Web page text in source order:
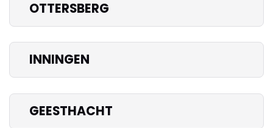
OTTERSBERG
INNINGEN
GEESTHACHT